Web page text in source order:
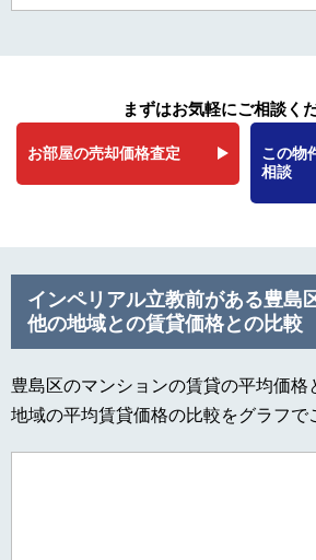
まずはお気軽にご相談く
お部屋の売却価格査定
この物
相談
インペリアル立教前がある豊島
他の地域との賃貸価格との比較
豊島区のマンションの賃貸の平均価格
地域の平均賃貸価格の比較をグラフで